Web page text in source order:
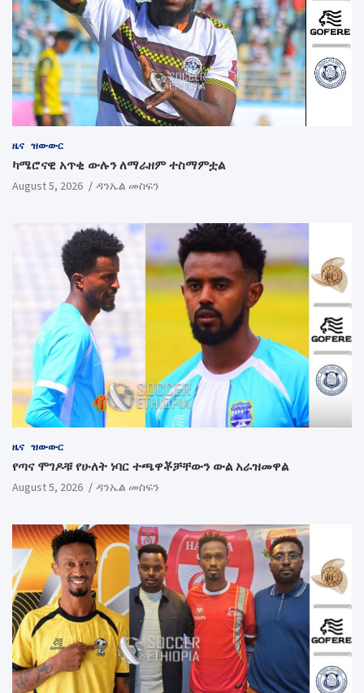
ዜና ዝውውር
ካሜሮናዊ አጥቂ ውሉን ለማራዘም ተስማምቷል
August 5, 2026 ዳንኤል መስፍን
ዜና ዝውውር
የጣና ሞገዶቹ የሁለት ነባር ተጫዋቾቻቸውን ውል አራዝመዋል
August 5, 2026 ዳንኤል መስፍን